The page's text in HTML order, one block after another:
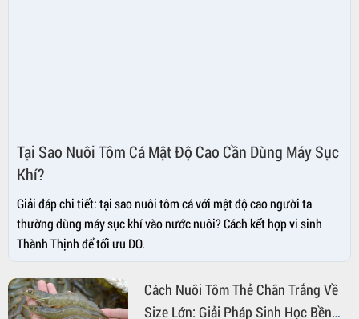
Tại Sao Nuôi Tôm Cá Mật Độ Cao Cần Dùng Máy Sục
Khí?
Giải đáp chi tiết: tại sao nuôi tôm cá với mật độ cao người ta
thường dùng máy sục khí vào nước nuôi? Cách kết hợp vi sinh
Thành Thịnh để tối ưu DO.
Cách Nuôi Tôm Thẻ Chân Trắng Về
Size Lớn: Giải Pháp Sinh Học Bền